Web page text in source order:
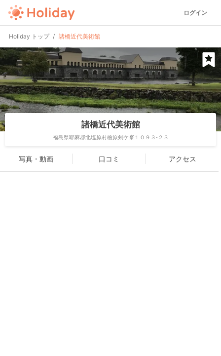
ログイン
Holiday トップ 諸橋近代美術館
諸橋近代美術館
福島県耶麻郡北塩原村檜原剣ケ峯１０９３-２３
写真・動画 口コミ アクセス